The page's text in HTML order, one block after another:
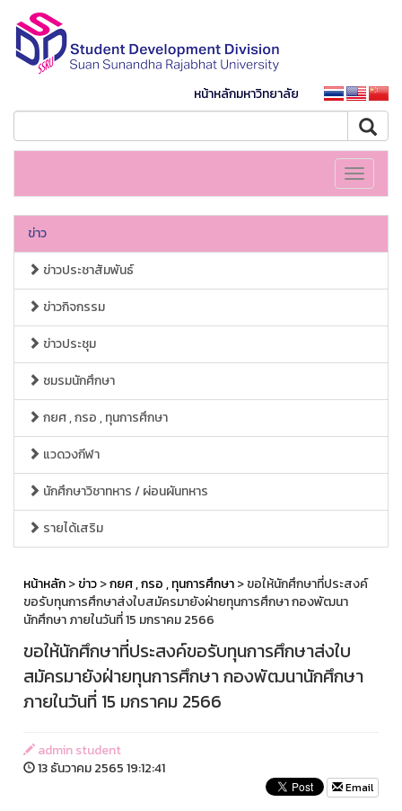
หน้าหลักมหาวิทยาลัย
Toggle
ข่าว
ข่าวประชาสัมพันธ์
ข่าวกิจกรรม
ข่าวประชุม
ชมรมนักศึกษา
กยศ , กรอ , ทุนการศึกษา
แวดวงกีฬา
นักศึกษาวิชาทหาร / ผ่อนผันทหาร
รายได้เสริม
หน้าหลัก>ข่าว>กยศ , กรอ , ทุนการศึกษา> ขอให้นักศึกษาที่ประสงค์
ขอรับทุนการศึกษาส่งใบสมัครมายังฝ่ายทุนการศึกษา กองพัฒนา
นักศึกษา ภายในวันที่ 15 มกราคม 2566
ขอให้นักศึกษาที่ประสงค์ขอรับทุนการศึกษาส่งใบ
สมัครมายังฝ่ายทุนการศึกษา กองพัฒนานักศึกษา
ภายในวันที่ 15 มกราคม 2566
admin student
13 ธันวาคม 2565 19:12:41
Email